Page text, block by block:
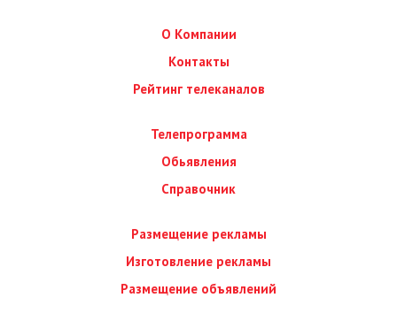
О Компании
Контакты
Рейтинг телеканалов
Телепрограмма
Обьявления
Справочник
Размещение рекламы
Изготовление рекламы
Размещение объявлений